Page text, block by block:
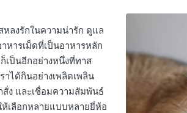
ลงรักในความน่ารัก ดูแล
หารเม็ดที่เป็นอาหารหลัก
เป็นอีกอย่างหนึ่งที่ทาส
าได้กินอย่างเพลิดเพลิน
สั่ง และเชื่อมความสัมพันธ์
เลือกหลายแบบหลายยี่ห้อ